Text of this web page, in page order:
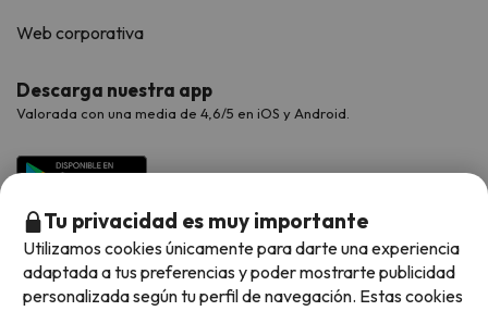
Web corporativa
Descarga nuestra app
Valorada con una media de 4,6/5 en iOS y Android.
Tu privacidad es muy importante
Utilizamos cookies únicamente para darte una experiencia
adaptada a tus preferencias y poder mostrarte publicidad
personalizada según tu perfil de navegación. Estas cookies